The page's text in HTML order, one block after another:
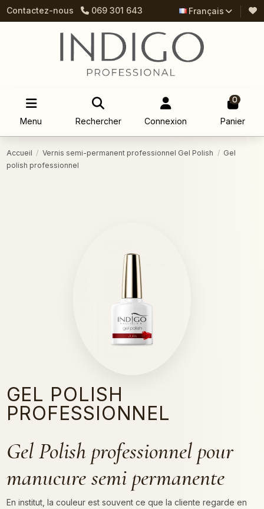
Contactez-nous 069 301 643 Français
Menu Rechercher Connexion
0
Panier
Accueil Vernis semi-permanent professionnel Gel Polish
Gel
polish professionnel
GEL POLISH
PROFESSIONNEL
Gel Polish professionnel pour
manucure semi permanente
En institut, la couleur est souvent ce que la cliente regarde en